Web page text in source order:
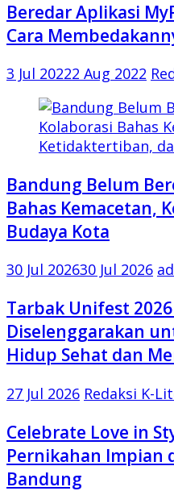
Beredar Aplikasi
Cara
3 Jul 20222 Aug 2022
Bandung Belum
Bahas Kemacetan,
Budaya Kota
30 Jul 202630 Jul 2026
Tarbak Unifest 2026
Diselenggarakan
Hidup Sehat dan
27 Jul 2026 Redaksi K-
Celebrate Love in
Pernikahan Impian
Bandung